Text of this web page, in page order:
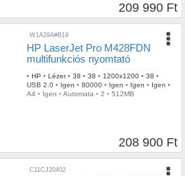
209 990 Ft
W1A29A#B19
HP LaserJet Pro M428FDN
multifunkciós nyomtató
• HP • Lézer • 38 • 38 • 1200x1200 • 38 •
USB 2.0 • Igen • 80000 • Igen • Igen • Igen •
A4 • Igen • Automata • 2 • 512MB
208 900 Ft
C11CJ20402